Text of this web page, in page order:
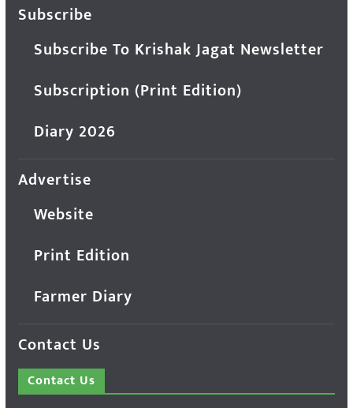
Subscribe
Subscribe To Krishak Jagat Newsletter
Subscription (Print Edition)
Diary 2026
Advertise
Website
Print Edition
Farmer Diary
Contact Us
Contact Us